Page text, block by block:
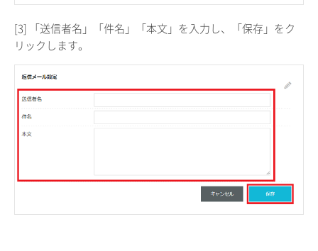
[3] 「送信者名」「件名」「本文」を入力し、「保存」をク
リックします。